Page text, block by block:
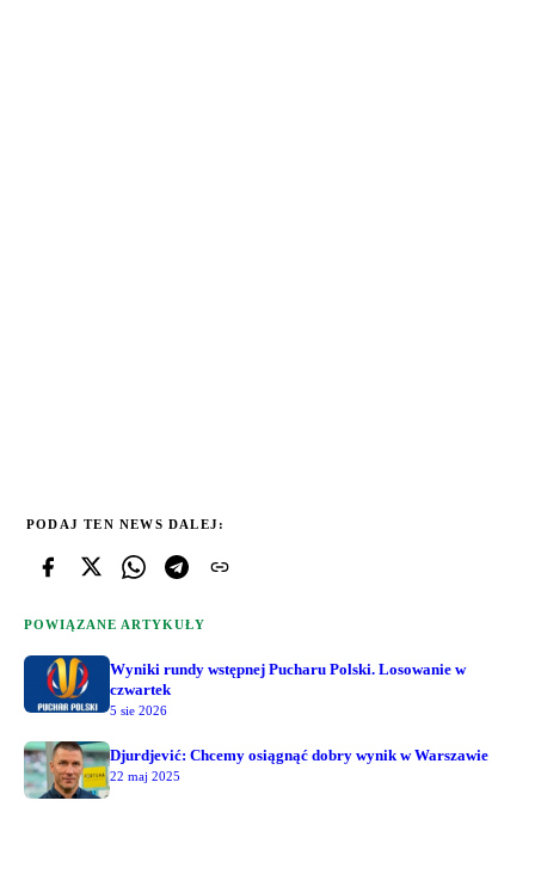
PODAJ TEN NEWS DALEJ:
POWIĄZANE ARTYKUŁY
Wyniki rundy wstępnej Pucharu Polski. Losowanie w
czwartek
5 sie 2026
Djurdjević: Chcemy osiągnąć dobry wynik w Warszawie
22 maj 2025